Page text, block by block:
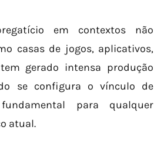
em contextos não
casas de jogos, aplicativos,
gerado intensa produção
se configura o vínculo de
para qualquer
atual.